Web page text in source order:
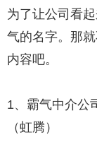
为了让公司看
气的名字。那
内容吧。
1、霸气中介公
（虹腾）